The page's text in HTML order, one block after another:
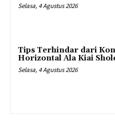
Selasa, 4 Agustus 2026
Tips Terhindar dari
Horizontal Ala Kiai
Selasa, 4 Agustus 2026